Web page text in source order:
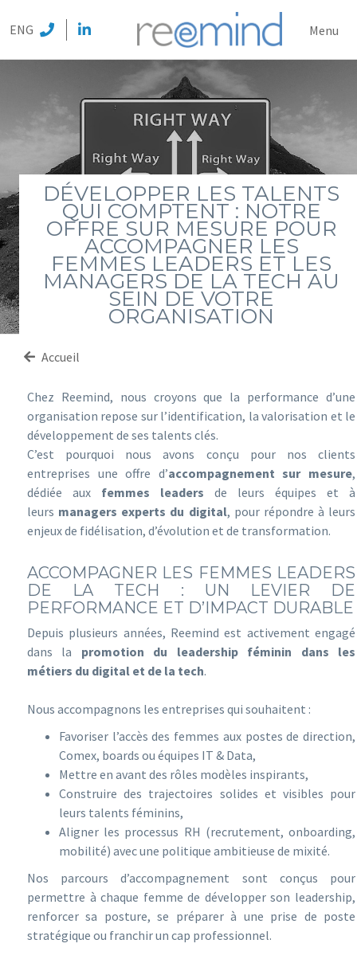
ENG Menu
DÉVELOPPER LES TALENTS
QUI COMPTENT : NOTRE
OFFRE SUR MESURE POUR
ACCOMPAGNER LES
FEMMES LEADERS ET LES
MANAGERS DE LA TECH AU
SEIN DE VOTRE
ORGANISATION
Accueil
Chez Reemind, nous croyons que la performance d’une
organisation repose sur l’identification, la valorisation et le
développement de ses talents clés.
C’est pourquoi nous avons conçu pour nos clients
entreprises une offre d’accompagnement sur mesure,
dédiée aux femmes leaders de leurs équipes et à
leurs managers experts du digital, pour répondre à leurs
enjeux de fidélisation, d’évolution et de transformation.
ACCOMPAGNER LES FEMMES LEADERS
DE LA TECH : UN LEVIER DE
PERFORMANCE ET D’IMPACT DURABLE
Depuis plusieurs années, Reemind est activement engagé
dans la promotion du leadership féminin dans les
métiers du digital et de la tech.
Nous accompagnons les entreprises qui souhaitent :
Favoriser l’accès des femmes aux postes de direction,
Comex, boards ou équipes IT & Data,
Mettre en avant des rôles modèles inspirants,
Construire des trajectoires solides et visibles pour
leurs talents féminins,
Aligner les processus RH (recrutement, onboarding,
mobilité) avec une politique ambitieuse de mixité.
Nos parcours d’accompagnement sont conçus pour
permettre à chaque femme de développer son leadership,
renforcer sa posture, se préparer à une prise de poste
stratégique ou franchir un cap professionnel.